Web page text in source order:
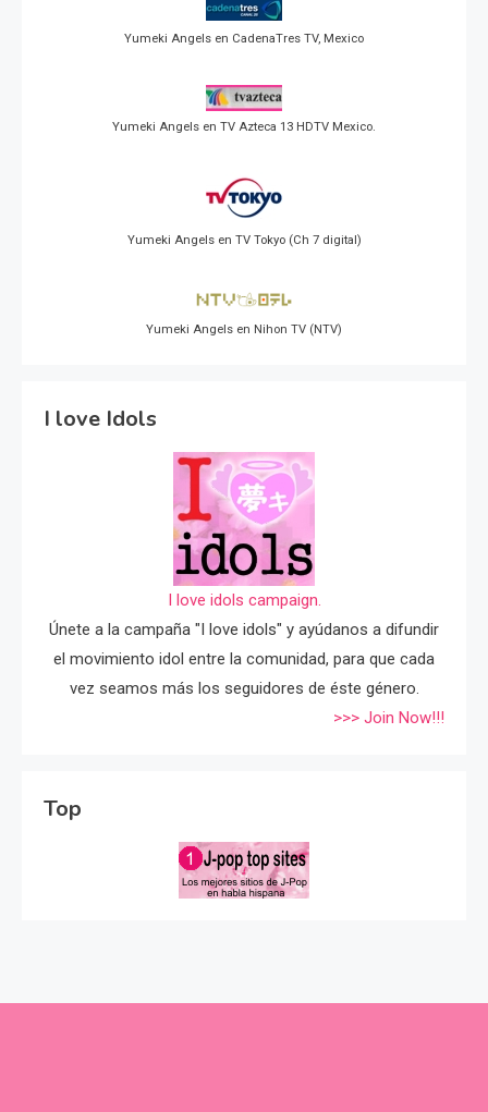
Yumeki Angels en CadenaTres TV, Mexico
Yumeki Angels en TV Azteca 13 HDTV Mexico.
Yumeki Angels en TV Tokyo (Ch 7 digital)
Yumeki Angels en Nihon TV (NTV)
I love Idols
I love idols campaign.
Únete a la campaña "I love idols" y ayúdanos a difundir
el movimiento idol entre la comunidad, para que cada
vez seamos más los seguidores de éste género.
>>> Join Now!!!
Top